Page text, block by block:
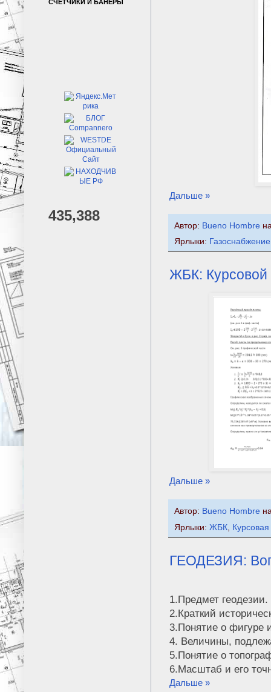
Дальше »
Автор: Bueno Hombre
Ярлыки: Газоснабжение
ЖБК: Курсовой
Дальше »
Автор: Bueno Hombre
Ярлыки: ЖБК
ГЕОДЕЗИЯ:
1.Предмет геодезии.
2.Краткий
3.Понятие о фигуре
4. Величины,
5.Понятие о
6.Масштаб и его
Дальше »
СЧЕТЧИКИ И БАНЕРЫ
435,388